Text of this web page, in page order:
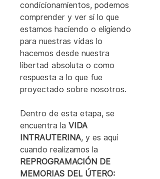
condicionamientos, podemos
comprender y ver si lo que
estamos haciendo o eligiendo
para nuestras vidas lo
hacemos desde nuestra
libertad absoluta o como
respuesta a lo que fue
proyectado sobre nosotros.
Dentro de esta etapa, se
encuentra la VIDA
INTRAUTERINA, y es aquí
cuando realizamos la
REPROGRAMACIÓN DE
MEMORIAS DEL ÚTERO: